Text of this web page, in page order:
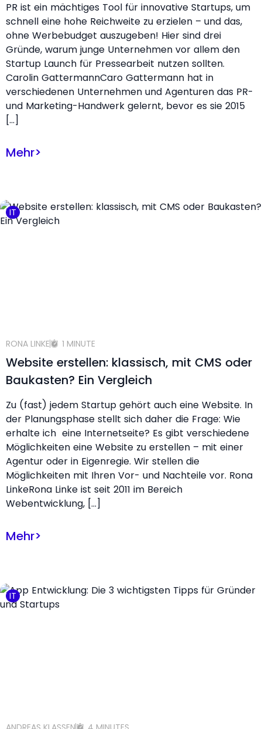
PR ist ein mächtiges Tool für innovative Startups, um
schnell eine hohe Reichweite zu erzielen – und das,
ohne Werbebudget auszugeben! Hier sind drei
Gründe, warum junge Unternehmen vor allem den
Startup Launch für Pressearbeit nutzen sollten.
Carolin GattermannCaro Gattermann hat in
verschiedenen Unternehmen und Agenturen das PR-
und Marketing-Handwerk gelernt, bevor es sie 2015
[…]
Mehr>
IT
RONA LINKE 1 MINUTE
Website erstellen: klassisch, mit CMS oder
Baukasten? Ein Vergleich
Zu (fast) jedem Startup gehört auch eine Website. In
der Planungsphase stellt sich daher die Frage: Wie
erhalte ich eine Internetseite? Es gibt verschiedene
Möglichkeiten eine Website zu erstellen – mit einer
Agentur oder in Eigenregie. Wir stellen die
Möglichkeiten mit Ihren Vor- und Nachteile vor. Rona
LinkeRona Linke ist seit 2011 im Bereich
Webentwicklung, […]
Mehr>
IT